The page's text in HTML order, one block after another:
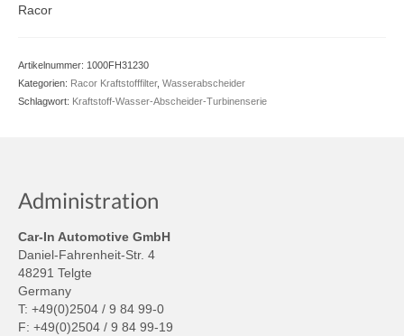
Racor
Artikelnummer: 1000FH31230
Kategorien: Racor Kraftstofffilter, Wasserabscheider
Schlagwort: Kraftstoff-Wasser-Abscheider-Turbinenserie
Administration
Car-In Automotive GmbH
Daniel-Fahrenheit-Str. 4
48291 Telgte
Germany
T: +49(0)2504 / 9 84 99-0
F: +49(0)2504 / 9 84 99-19